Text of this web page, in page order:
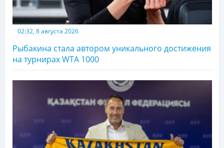
02:32, 8 августа 2026
Рыбакина стала автором уникального достижения
на турнирах WTA 1000